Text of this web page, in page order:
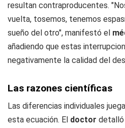
resultan contraproducentes.
vuelta, tosemos, tenemos
sueño del otro", manifestó el
añadiendo que estas
negativamente la calidad del
Las razones científicas
Las diferencias individuales
esta ecuación. El doctor detalló